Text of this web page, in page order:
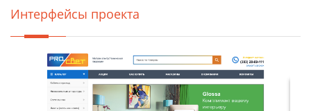
Интерфейсы проекта